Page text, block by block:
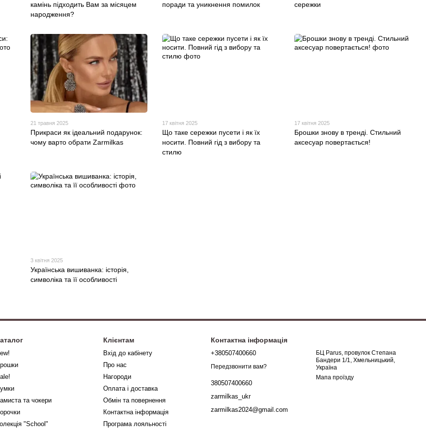
камінь підходить Вам за місяцем
народження?
поради та уникнення помилок
сережки
21 травня 2025
Прикраси як ідеальний подарунок:
чому варто обрати Zarmilkas
17 квітня 2025
Що таке сережки пусети і як їх
носити. Повний гід з вибору та
стилю
17 квітня 2025
Брошки знову в тренді. Стильний
аксесуар повертається!
3 квітня 2025
Українська вишиванка: історія,
символіка та її особливості
та чокери
"School"
Клієнтам
Вхід до кабінету
Про нас
Нагороди
Оплата і доставка
Обмін та повернення
Контактна інформація
Програма лояльності
Контактна інформація
+380507400660
Передзвонити вам?
380507400660
zarmilkas_ukr
zarmilkas2024@gmail.com
БЦ Parus, провулок Степана
Бандери 1/1, Хмельницький,
Україна
Мапа проїзду